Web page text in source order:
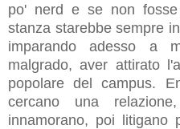
po' nerd e se non
stanza starebbe sempre
imparando adesso a
malgrado, aver attirato
popolare del campus.
cercano una
innamorano, poi litigano